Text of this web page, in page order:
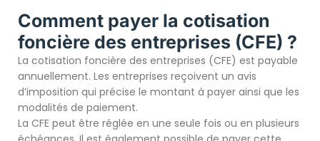
Comment payer la cotisation
foncière des entreprises (CFE) ?
La cotisation foncière des entreprises (CFE) est payable
annuellement. Les entreprises reçoivent un avis
d’imposition qui précise le montant à payer ainsi que les
modalités de paiement.
La CFE peut être réglée en une seule fois ou en plusieurs